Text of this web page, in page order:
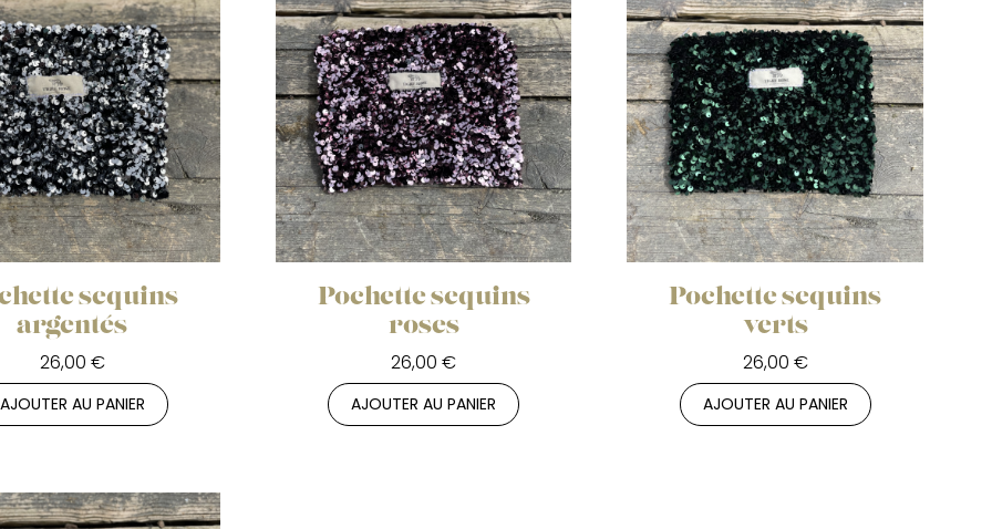
sequins
argentés
26,00 €
AJOUTER AU PANIER
Pochette sequins
roses
26,00 €
AJOUTER AU PANIER
Pochette sequins
verts
26,00 €
AJOUTER AU PANIER